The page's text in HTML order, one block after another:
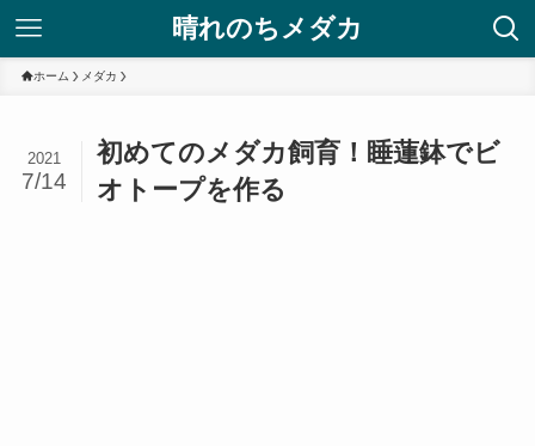
晴れのちメダカ
ホーム メダカ
初めてのメダカ飼育！睡蓮鉢でビ
オトープを作る
2021
7/14